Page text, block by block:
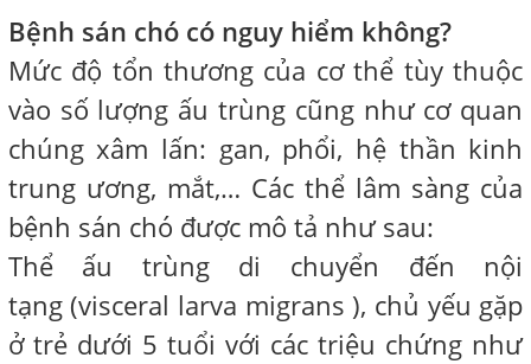
Bệnh sán chó có nguy hiểm không?
Mức độ tổn thương của cơ thể tùy thuộc
vào số lượng ấu trùng cũng như cơ quan
chúng xâm lấn: gan, phổi, hệ thần kinh
trung ương, mắt,… Các thể lâm sàng của
bệnh sán chó được mô tả như sau:
Thể ấu trùng di chuyển đến nội
tạng (visceral larva migrans ), chủ yếu gặp
ở trẻ dưới 5 tuổi với các triệu chứng như